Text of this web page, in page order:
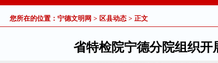
您所在的位置： 宁德文明网 > 区县动态 > 正文
省特检院宁德分院组织开